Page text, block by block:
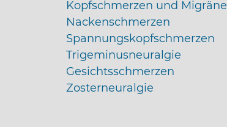
Kopfschmerzen und Migräne
Nackenschmerzen
Spannungskopfschmerzen
Trigeminusneuralgie
Gesichtsschmerzen
Zosterneuralgie